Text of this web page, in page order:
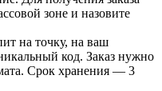
зоне и назовите
на точку, на ваш
код. Заказ нужно
Срок хранения — 3